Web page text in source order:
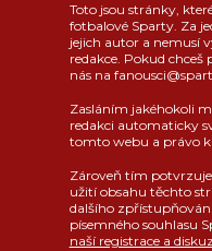
Toto jsou stránky,
fotbalové Sparty. Za
jejich autor a nemusí
redakce. Pokud
nás na
Zasláním jakéhokoli
redakci automaticky
tomto webu a právo
Zároveň tím
užití obsahu těchto
dalšího
písemného souhlasu
naší registrace a